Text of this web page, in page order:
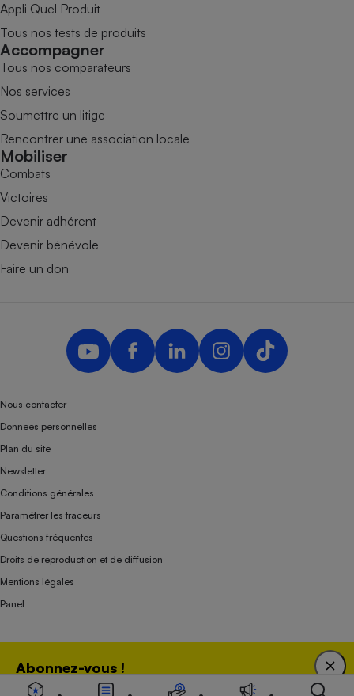
Abonnez-vous !
Bénéficiez d'une expertise unique tout en soutenant
Appli Quel Produit
Tous nos tests de produits
Accompagner
Tous nos comparateurs
Nos services
Soumettre un litige
Rencontrer une association locale
Mobiliser
Combats
Victoires
Devenir adhérent
Devenir bénévole
Faire un don
Nous contacter
Données personnelles
Plan du site
Newsletter
Conditions générales
Paramétrer les traceurs
Questions fréquentes
Droits de reproduction et de diffusion
Mentions légales
Panel
Association indépendante de l’État, des syndicats, des producteurs et des
distributeurs depuis 1951.